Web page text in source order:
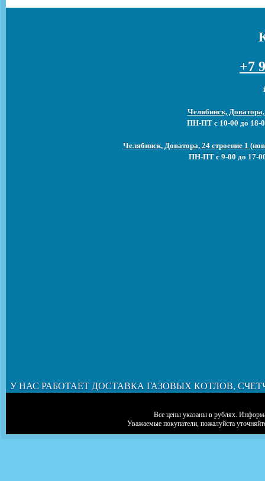
+7
Челябинск,
ПН-ПТ с 10-00 до 18-
Челябинск, Доватора, 24 строение 1
ПН-ПТ с 9-00 до 17-
У НАС РАБОТАЕТ ДОСТАВКА ГАЗОВЫХ КОТЛОВ,
Все цены указаны в рублях.
Уважаемые покупатели, пожалуйста